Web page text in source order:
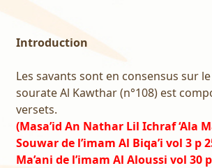
Introduction
Les savants sont en consensus sur
sourate Al Kawthar (n°108) est
versets.
(Masa’id An Nathar Lil Ichraf ‘Ala
Souwar de l’imam Al Biqa’i vol 3 p
Ma’ani de l’imam Al Aloussi vol 30